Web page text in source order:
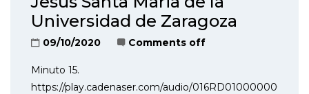
Universidad de Zaragoza
09/10/2020 Comments off
Minuto 15.
https://play.cadenaser.com/audio/